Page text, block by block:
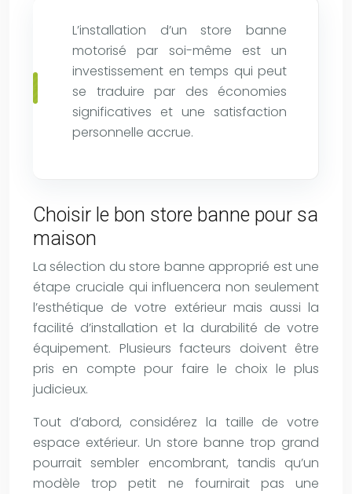
L’installation d’un store banne
motorisé par soi-même est un
investissement en temps qui peut
se traduire par des économies
significatives et une satisfaction
personnelle accrue.
Choisir le bon store banne pour sa
maison
La sélection du store banne approprié est une
étape cruciale qui influencera non seulement
l’esthétique de votre extérieur mais aussi la
facilité d’installation et la durabilité de votre
équipement. Plusieurs facteurs doivent être
pris en compte pour faire le choix le plus
judicieux.
Tout d’abord, considérez la taille de votre
espace extérieur. Un store banne trop grand
pourrait sembler encombrant, tandis qu’un
modèle trop petit ne fournirait pas une